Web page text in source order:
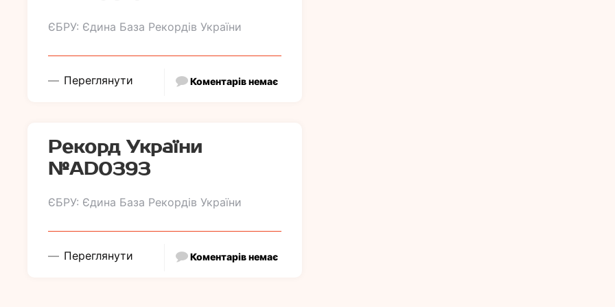
ЄБРУ: Єдина База Рекордів України
Переглянути Коментарів немає
Рекорд України
№АD0393
ЄБРУ: Єдина База Рекордів України
Переглянути Коментарів немає